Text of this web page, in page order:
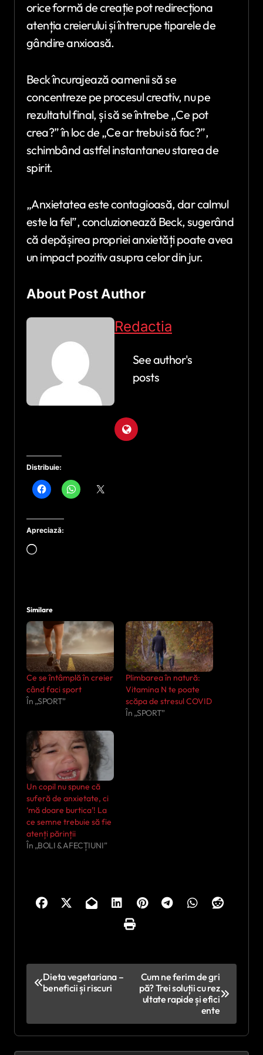
orice formă de creație pot redirecționa
atenția creierului și întrerupe tiparele de
gândire anxioasă.
Beck încurajează oamenii să se
concentreze pe procesul creativ, nu pe
rezultatul final, și să se întrebe „Ce pot
crea?” în loc de „Ce ar trebui să fac?”,
schimbând astfel instantaneu starea de
spirit.
„Anxietatea este contagioasă, dar calmul
este la fel”, concluzionează Beck, sugerând
că depășirea propriei anxietăți poate avea
un impact pozitiv asupra celor din jur.
About Post Author
Redactia
See author's
posts
Distribuie:
Apreciază:
Încarc...
Similare
Ce se întâmplă în creier
când faci sport
În „SPORT”
Plimbarea în natură:
Vitamina N te poate
scăpa de stresul COVID
În „SPORT”
Un copil nu spune că
suferă de anxietate, ci
‘mă doare burtica’! La
ce semne trebuie să fie
atenți părinții
În „BOLI & AFECȚIUNI”
i
g
Dieta vegetariana –
beneficii și riscuri
Cum ne ferim de gri
pă? Trei soluții cu rez
ultate rapide și efici
ente